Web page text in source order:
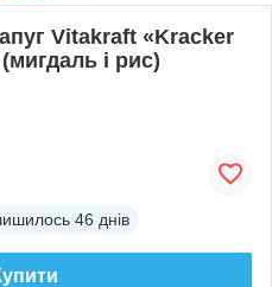
Vitakraft «Kracker
і рис)
46 днів